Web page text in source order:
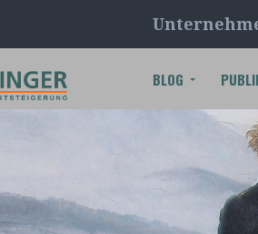
BLOG